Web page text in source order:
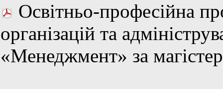
Освітньо-професійна
організацій та
«Менеджмент» за